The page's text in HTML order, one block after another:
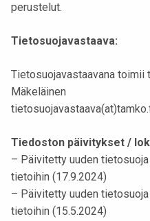
perustelut.
Tietosuojavastaava:
Tietosuojavastaavana toimii
Mäkeläinen
Tiedoston päivitykset /
– Päivitetty uuden
tietoihin (17.9.2024)
– Päivitetty uuden
tietoihin (15.5.2024)